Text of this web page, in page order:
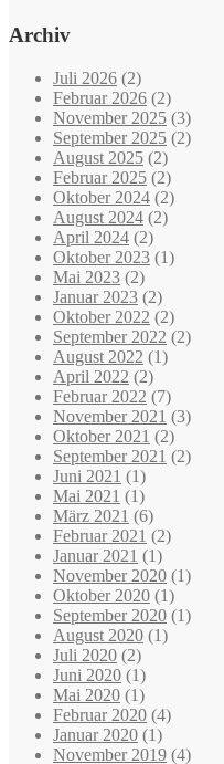
Archiv
Juli 2026 (2)
Februar 2026 (2)
November 2025 (3)
September 2025 (2)
August 2025 (2)
Februar 2025 (2)
Oktober 2024 (2)
August 2024 (2)
April 2024 (2)
Oktober 2023 (1)
Mai 2023 (2)
Januar 2023 (2)
Oktober 2022 (2)
September 2022 (2)
August 2022 (1)
April 2022 (2)
Februar 2022 (7)
November 2021 (3)
Oktober 2021 (2)
September 2021 (2)
Juni 2021 (1)
Mai 2021 (1)
März 2021 (6)
Februar 2021 (2)
Januar 2021 (1)
November 2020 (1)
Oktober 2020 (1)
September 2020 (1)
August 2020 (1)
Juli 2020 (2)
Juni 2020 (1)
Mai 2020 (1)
Februar 2020 (4)
Januar 2020 (1)
November 2019 (4)